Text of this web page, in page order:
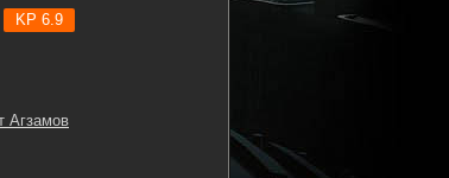
KP 6.9
Агзамов